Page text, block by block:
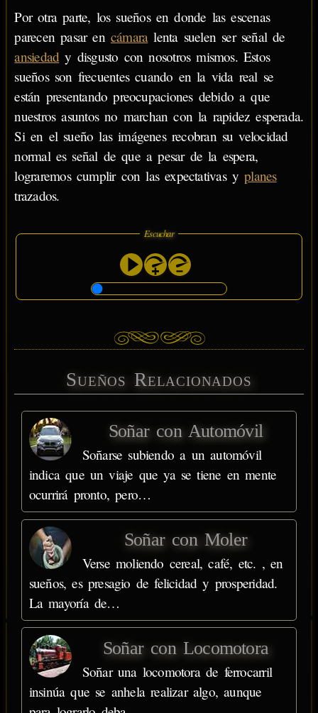
Por otra parte, los sueños en donde las escenas
parecen pasar en cámaralenta suelen ser señal de
ansiedad y disgusto con nosotros mismos. Estos
sueños son frecuentes cuando en la vida real se
están presentando preocupaciones debido a que
nuestros asuntos no marchan con la rapidez esperada.
Si en el sueño las imágenes recobran su velocidad
normal es señal de que a pesar de la espera,
lograremos cumplir con las expectativas yplanes
trazados.
Escuchar
Sueños Relacionados
Soñar con Automóvil
Soñarse subiendo a un automóvil
indica que un viaje que ya se tiene en mente
ocurrirá pronto, pero…
Soñar con Moler
Verse moliendo cereal, café, etc. , en
sueños, es presagio de felicidad y prosperidad.
La mayoría de…
Soñar con Locomotora
Soñar una locomotora de ferrocarril
insinúa que se anhela realizar algo, aunque